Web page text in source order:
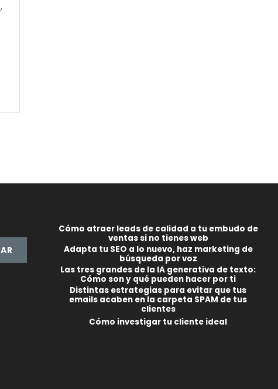
,
Cómo atraer leads de calidad a tu embudo de
ventas si no tienes web
Adapta tu SEO a lo nuevo, haz marketing de
búsqueda por voz
Las tres grandes de la IA generativa de texto:
Cómo son y qué pueden hacer por ti
Distintas estrategias para evitar que tus
emails acaben en la carpeta SPAM de tus
clientes
Cómo investigar tu cliente ideal